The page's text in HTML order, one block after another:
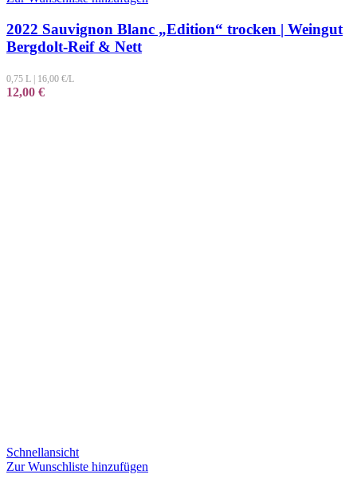
2022 Sauvignon Blanc „Edition“ trocken | Weingut
Bergdolt-Reif & Nett
0,75 L 16,00 €/L
12,00 €
Schnellansicht
Zur Wunschliste hinzufügen